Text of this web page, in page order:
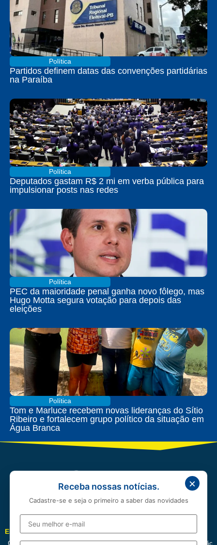
Política
Partidos definem datas das convenções partidárias
na Paraíba
Política
Deputados gastam R$ 2 mi em verba pública para
impulsionar posts nas redes
Política
PEC da maioridade penal ganha novo fôlego, mas
Hugo Motta segura votação para depois das
eleições
Política
Tom e Marluce recebem novas lideranças do Sítio
Ribeiro e fortalecem grupo político da situação em
Água Branca
EDITORIAIS
Cotidiano
Política Esportes Cidades Entretenimento Educação
×
Receba nossas notícias.
Cadastre-se e seja o primeiro a saber das novidades